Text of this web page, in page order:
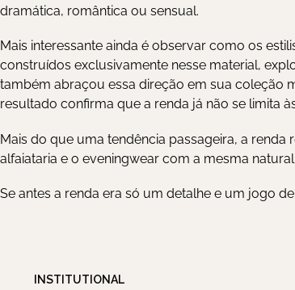
dramática, romântica ou sensual.
Mais interessante ainda é observar como os
construídos exclusivamente nesse material,
também abraçou essa direção em sua coleção
resultado confirma que a renda já não se limita
Mais do que uma tendência passageira, a
alfaiataria e o eveningwear com a mesma
Se antes a renda era só um detalhe e um jogo
INSTITUTIONAL